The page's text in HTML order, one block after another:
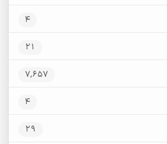
4
21
7,657
4
29